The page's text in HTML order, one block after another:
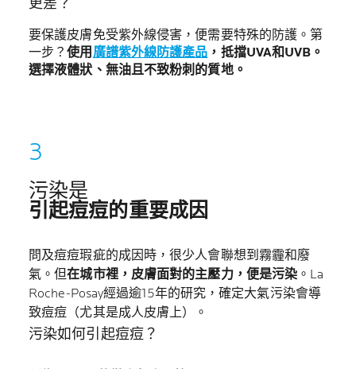
更差？
要保護皮膚免受紫外線侵害，便需要特殊的防護。第
一步？使用 廣譜紫外線防護產品 ，抵擋UVA和UVB。
選擇液體狀、無油且不致粉刺的質地。
污染是
引起痘痘的重要成因
問及痘痘瑕疵的成因時，很少人會聯想到霧霾和廢
氣。但在城市裡，皮膚面對的主壓力，便是污染 。La
Roche-Posay經過逾15年的研究，確定大氣污染會導
致痘痘（尤其是成人皮膚上）。
污染如何引起痘痘？